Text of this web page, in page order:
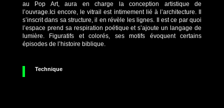
au Pop Art, aura en charge la conception artistique de
l’ouvrage.Ici encore, le vitrail est intimement lié à l’architecture. Il
s’inscrit dans sa structure, il en révèle les lignes. Il est ce par quoi
l’espace prend sa respiration poétique et s’ajoute un langage de
lumière. Figuratifs et colorés, ses motifs évoquent certains
épisodes de l’histoire biblique.
Technique